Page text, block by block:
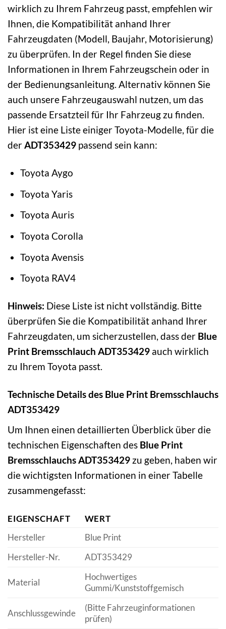
wirklich zu Ihrem Fahrzeug passt, empfehlen wir
Ihnen, die Kompatibilität anhand Ihrer
Fahrzeugdaten (Modell, Baujahr, Motorisierung)
zu überprüfen. In der Regel finden Sie diese
Informationen in Ihrem Fahrzeugschein oder in
der Bedienungsanleitung. Alternativ können Sie
auch unsere Fahrzeugauswahl nutzen, um das
passende Ersatzteil für Ihr Fahrzeug zu finden.
Hier ist eine Liste einiger Toyota-Modelle, für die
derADT353429 passend sein kann:
Toyota Aygo
Toyota Yaris
Toyota Auris
Toyota Corolla
Toyota Avensis
Toyota RAV4
Hinweis: Diese Liste ist nicht vollständig. Bitte
überprüfen Sie die Kompatibilität anhand Ihrer
Fahrzeugdaten, um sicherzustellen, dass der Blue
Print Bremsschlauch ADT353429 auch wirklich
zu Ihrem Toyota passt.
Technische Details des Blue Print Bremsschlauchs
ADT353429
Um Ihnen einen detaillierten Überblick über die
technischen Eigenschaften des Blue Print
Bremsschlauchs ADT353429 zu geben, haben wir
die wichtigsten Informationen in einer Tabelle
zusammengefasst:
EIGENSCHAFT
WERT
Hersteller
Blue Print
Hersteller-Nr.
ADT353429
Material
Hochwertiges
Gummi/Kunststoffgemisch
Anschlussgewinde
(Bitte Fahrzeuginformationen
prüfen)